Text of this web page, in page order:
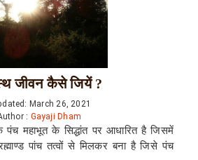
जीवन कैसे जियें ?
March 26, 2021
: Gayaji Dham
महाभूत के सिद्धांत पर आधारित है जिसमें
पांच तत्वों से मिलकर बना है जिसे पंच